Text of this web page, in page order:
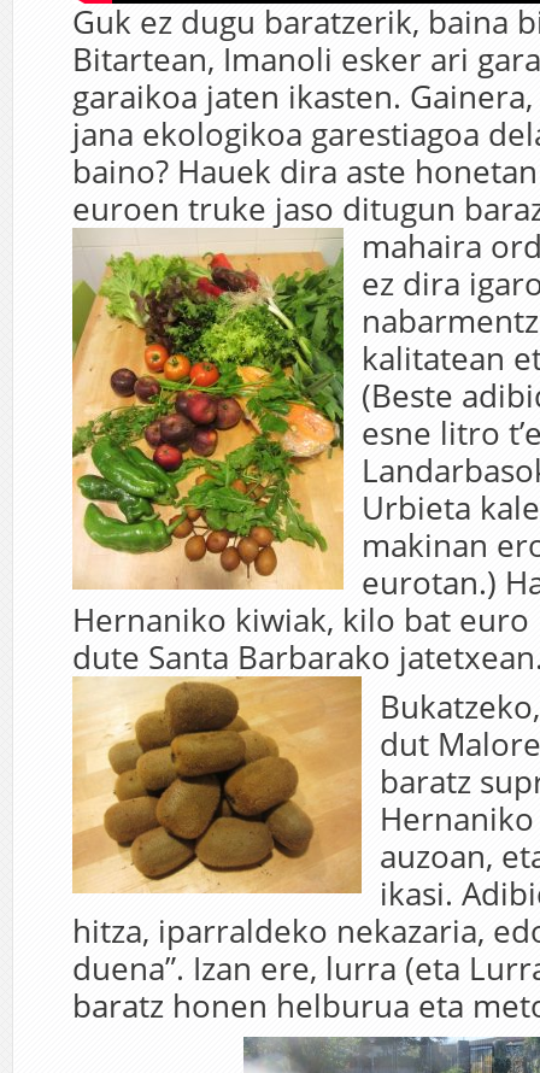
Guk ez dugu baratzerik, baina
Bitartean, Imanoli esker ari
garaikoa jaten ikasten.
jana ekologikoa garestiagoa
baino? Hauek dira aste
euroen truke jaso ditugun
mahaira
ez dira
kalitatean
(Beste
esne litro
Urbieta
makinan
eurotan.)
Hernaniko kiwiak, kilo bat euro
dute Santa Barbarako
dut
baratz
auzoan,
ikasi.
hitza, iparraldeko nekazaria,
duena”. Izan ere, lurra (eta
baratz honen helburua eta